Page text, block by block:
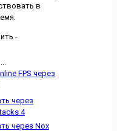
в
-
FPS через
через
4
через Nox